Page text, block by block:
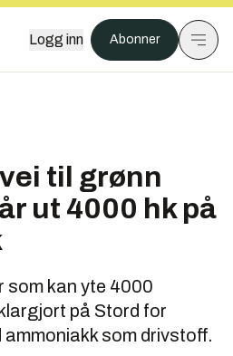
Logg inn Abonner
til grønn
ut 4000 hk på
kan yte 4000
på Stord for
som drivstoff.